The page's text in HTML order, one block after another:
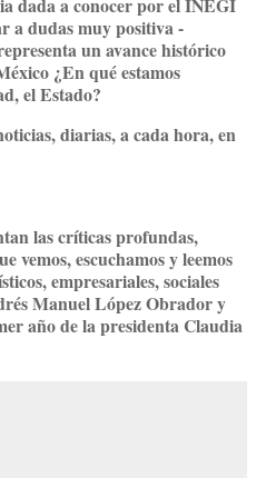
dada a conocer por el INEGI
a dudas muy positiva -
un avance histórico
¿En qué estamos
el Estado?
diarias, a cada hora, en
las críticas profundas,
vemos, escuchamos y leemos
empresariales, sociales
Manuel López Obrador y
año de la presidenta Claudia